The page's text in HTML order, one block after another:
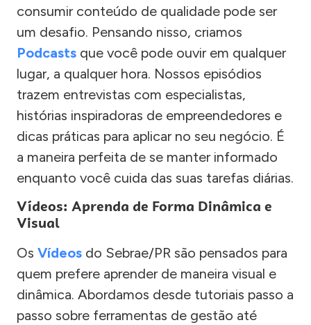
consumir conteúdo de qualidade pode ser
um desafio. Pensando nisso, criamos
Podcasts que você pode ouvir em qualquer
lugar, a qualquer hora. Nossos episódios
trazem entrevistas com especialistas,
histórias inspiradoras de empreendedores e
dicas práticas para aplicar no seu negócio. É
a maneira perfeita de se manter informado
enquanto você cuida das suas tarefas diárias.
Vídeos: Aprenda de Forma Dinâmica e
Visual
Os Vídeos do Sebrae/PR são pensados para
quem prefere aprender de maneira visual e
dinâmica. Abordamos desde tutoriais passo a
passo sobre ferramentas de gestão até